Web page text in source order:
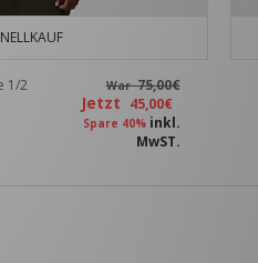
1/2
War75,00€
Jetzt 45,00€
Spare 40% inkl.
MwST.